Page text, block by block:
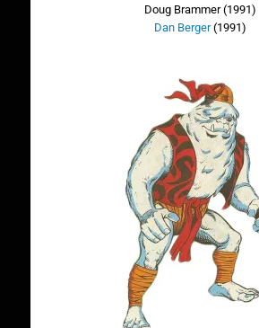
Doug Brammer (1991)
Dan Berger(1991)